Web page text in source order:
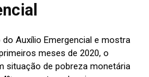
Auxílio Emergencial e mostra
meses de 2020, o
situação de pobreza monetária